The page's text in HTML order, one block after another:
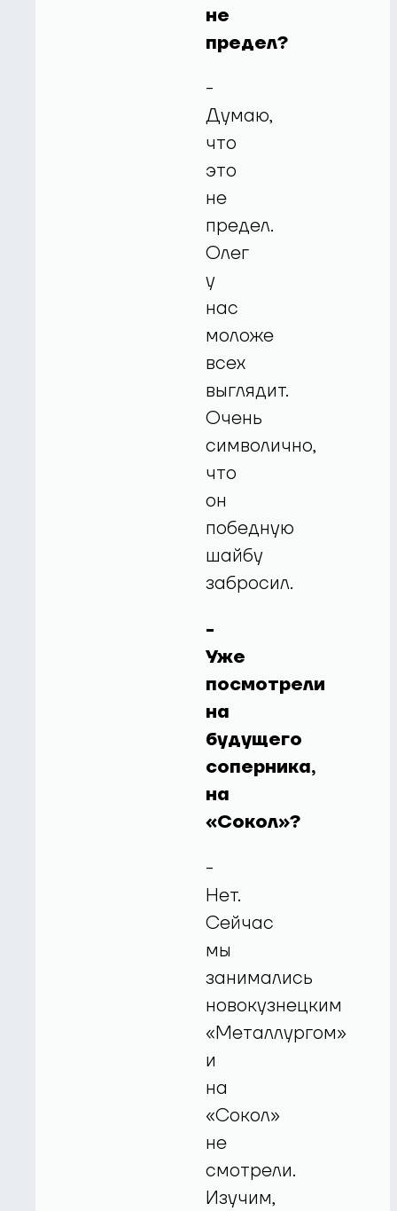
не
предел?
-
Думаю,
что
это
не
предел.
Олег
у
нас
моложе
всех
выглядит.
Очень
символично,
что
он
победную
шайбу
забросил.
-
Уже
посмотрели
на
будущего
соперника,
на
«Сокол»?
-
Нет.
Сейчас
мы
занимались
новокузнецким
«Металлургом»
и
на
«Сокол»
не
смотрели.
Изучим,